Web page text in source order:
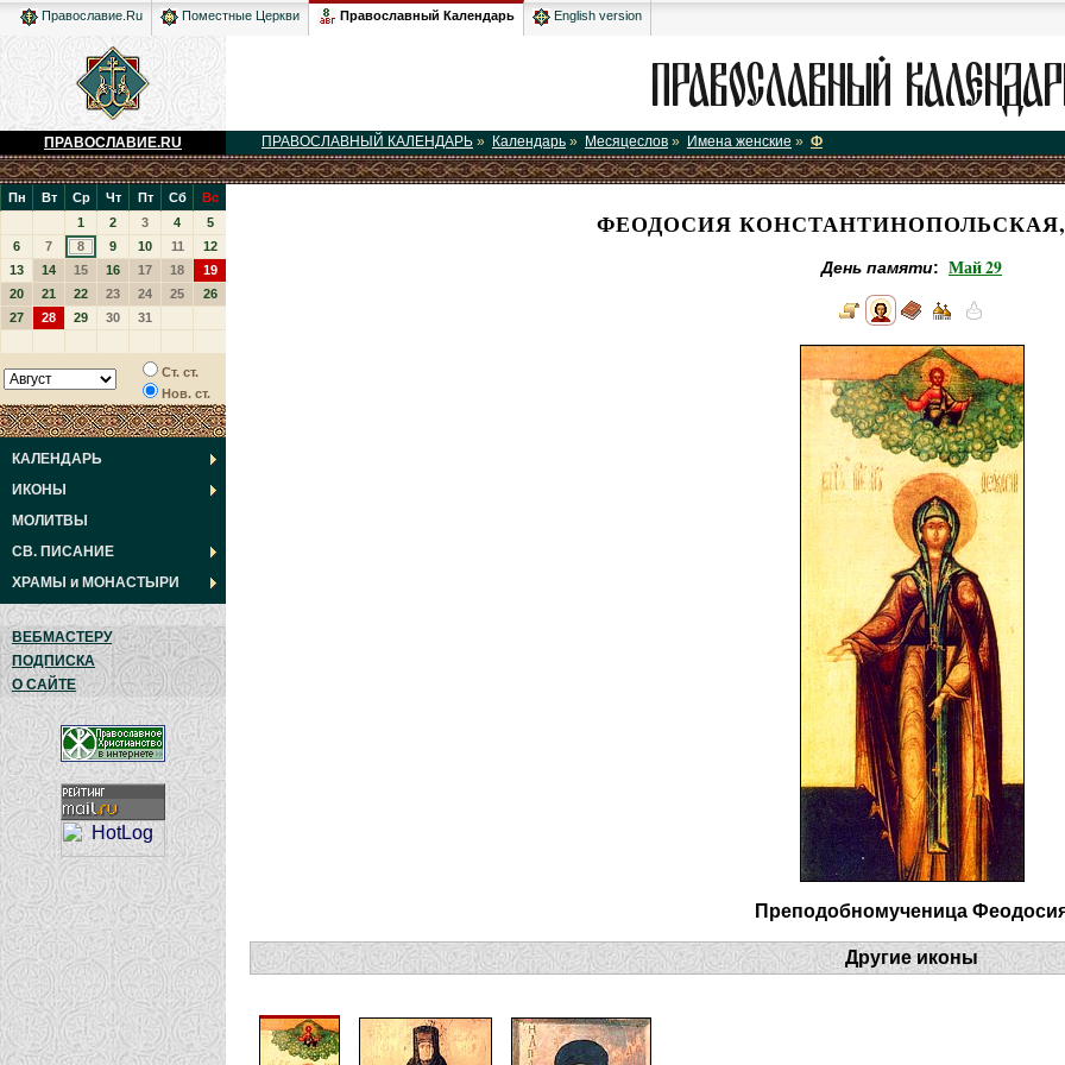
Православие.Ru Поместные Церкви Православный Календарь English version
ПРАВОСЛАВИЕ.RU ПРАВОСЛАВНЫЙ КАЛЕНДАРЬ » Календарь » Месяцеслов » Имена женские » Ф
Пн Вт Ср Чт Пт Сб
Вс
1
2 3 4
5
6
7 8 9 10 11
12
13
14 15 16 17 18
19
20
21 22 23 24 25
26
27
28 29 30 31
Ст. ст.
Нов. ст.
КАЛЕНДАРЬ
ИКОНЫ
МОЛИТВЫ
СВ. ПИСАНИЕ
ХРАМЫ и МОНАСТЫРИ
ВЕБМАСТЕРУ
ПОДПИСКА
О САЙТЕ
ФЕОДОСИЯ
День памяти: Май 29
Преподобномученица
Другие иконы